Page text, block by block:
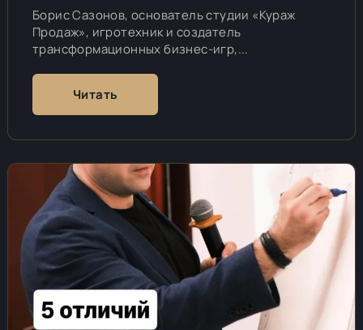
Борис Сазонов, основатель студии «Кураж
Продаж», игротехник и создатель
трансформационных бизнес-игр,...
Читать